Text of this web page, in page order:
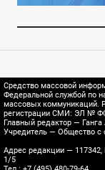
Средство массовой
Федеральной службой по
массовых коммуникаций.
регистрации СМИ: ЭЛ № ФС
Главный редактор — Ганга
Учредитель — Общество
Адрес редакции —
1/5